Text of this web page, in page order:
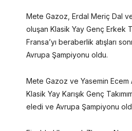
Mete Gazoz, Erdal Meriç Dal
oluşan Klasik Yay Genç Erkek
Fransa’yı beraberlik atışları
Avrupa Şampiyonu oldu.
Mete Gazoz ve Yasemin Ecem
Klasik Yay Karışık Genç
eledi ve Avrupa Şampiyonu